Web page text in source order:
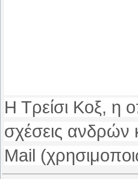
Η Τρείσι Κοξ, η
σχέσεις ανδρών
Mail